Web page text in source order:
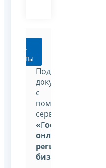
Подать
документы
с
помощью
сервиса:
«Государственная
онлайн-
регистрация
бизнеса»